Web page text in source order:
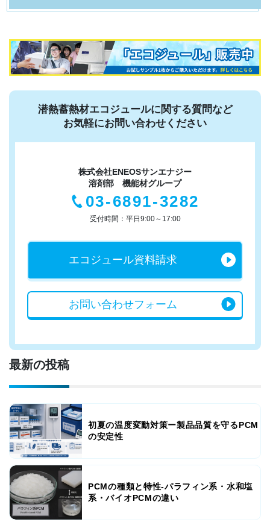
潜熱蓄熱材エコジュールに関する質問など
お気軽にお問い合わせください
株式会社ENEOSサンエナジー
溶剤部 機能材グループ
03-6891-3282
受付時間：平日9:00～17:00
エコジュール資料請求
お問い合わせフォーム
最新の投稿
初夏の温度変動対策ー製品品質を守るPCM
の安定性
PCMの種類と特性-パラフィン系・水和塩
系・バイオPCMの違い